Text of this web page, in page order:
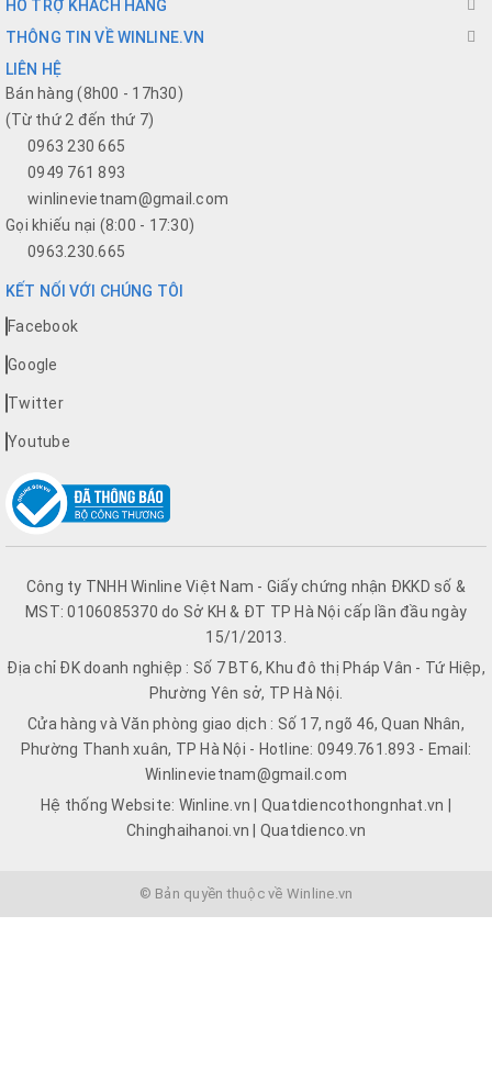
HỖ TRỢ KHÁCH HÀNG
THÔNG TIN VỀ WINLINE.VN
LIÊN HỆ
Bán hàng (8h00 - 17h30)
(Từ thứ 2 đến thứ 7)
0963 230 665
0949 761 893
winlinevietnam@gmail.com
Gọi khiếu nại (8:00 - 17:30)
0963.230.665
KẾT NỐI VỚI CHÚNG TÔI
Facebook
Google
Twitter
Youtube
Công ty TNHH Winline Việt Nam - Giấy chứng nhận ĐKKD số &
MST: 0106085370 do Sở KH & ĐT TP Hà Nội cấp lần đầu ngày
15/1/2013.
Địa chỉ ĐK doanh nghiệp : Số 7 BT6, Khu đô thị Pháp Vân - Tứ Hiệp,
Phường Yên sở, TP Hà Nội.
Cửa hàng và Văn phòng giao dịch : Số 17, ngõ 46, Quan Nhân,
Phường Thanh xuân, TP Hà Nội - Hotline: 0949.761.893 - Email:
Winlinevietnam@gmail.com
Hệ thống Website: Winline.vn | Quatdiencothongnhat.vn |
Chinghaihanoi.vn | Quatdienco.vn
© Bản quyền thuộc về Winline.vn